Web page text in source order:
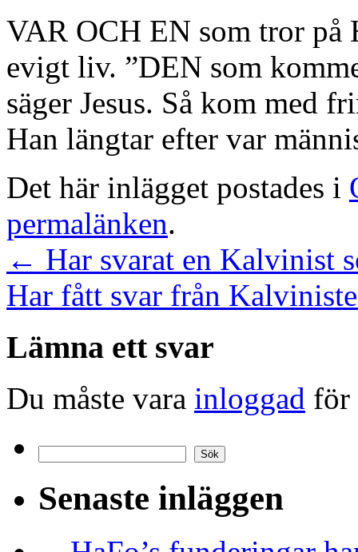
VAR OCH EN som tror på
evigt liv. ”DEN som
säger Jesus. Så kom med
Han längtar efter var
Det här inlägget postades i
permalänken.
← Har svarat en Kalvinist
Har fått svar från
Lämna ett svar
Du måste vara inloggad för
Sök
Senaste inläggen